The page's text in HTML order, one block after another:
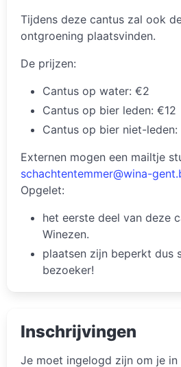
Tijdens deze cantus zal ook
ontgroening plaatsvinden.
De prijzen:
Cantus op water: €2
Cantus op bier leden: €12
Cantus op bier niet-leden:
Externen mogen een mailtje
schachtentemmer@wina-
Opgelet:
het eerste deel van deze
Winezen.
plaatsen zijn beperkt dus
bezoeker!
Inschrijvingen
Je moet ingelogd zijn om je